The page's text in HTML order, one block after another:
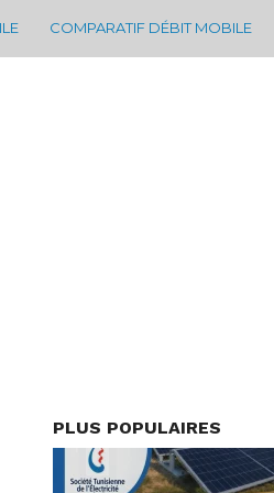
COMPARATIF DÉBIT MOBILE
PLUS POPULAIRES